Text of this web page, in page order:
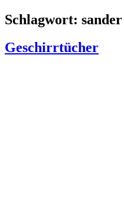
Schlagwort:
Geschirrtücher